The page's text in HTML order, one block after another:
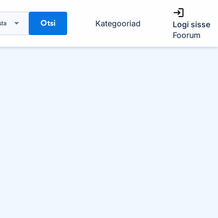
Otsi Kategooriad
Logi sisse
Foorum